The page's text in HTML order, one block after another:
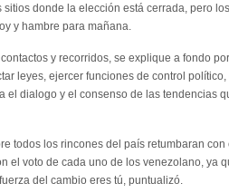
donde la elección está cerrada, pero
y hambre para mañana.
y recorridos, se explique a fondo
leyes, ejercer funciones de control
el dialogo y el consenso de las tendencias
todos los rincones del país retumbaran
el voto de cada uno de los venezolano, ya
del cambio eres tú, puntualizó.